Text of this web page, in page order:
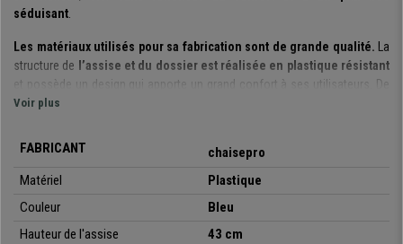
séduisant.
Les matériaux utilisés pour sa fabrication sont de grande qualité. La
structure de l’assise et du dossier est réalisée en plastique résistant
et possède un design qui apporte un grand confort à ses utilisateurs. De
plus, soulignons les perforations de son dossier, facilitant la bonne
des tubes en acier et les 4 pieds chromés
offrir à vos clients ou invités une assise robuste, confortable et de
qualité.
Il s’agit d’un modèle très pratique et polyvalent
utiliser lors des réunions, avec des clients, dans les salles d’attente, de
Voir plus
FABRICANT
chaisepro
Matériel
Plastique
Couleur
Bleu
Hauteur de l'assise
43 cm